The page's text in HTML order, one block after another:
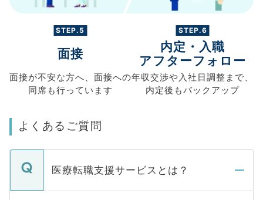
STEP.5
面接
面接が不安な方へ、 面接への
同席も行っています
STEP.6
内定・入職
アフターフォロー
年収交渉や入社日調整まで、
内定後もバックアップ
よくあるご質問
医療転職支援サービスとは？